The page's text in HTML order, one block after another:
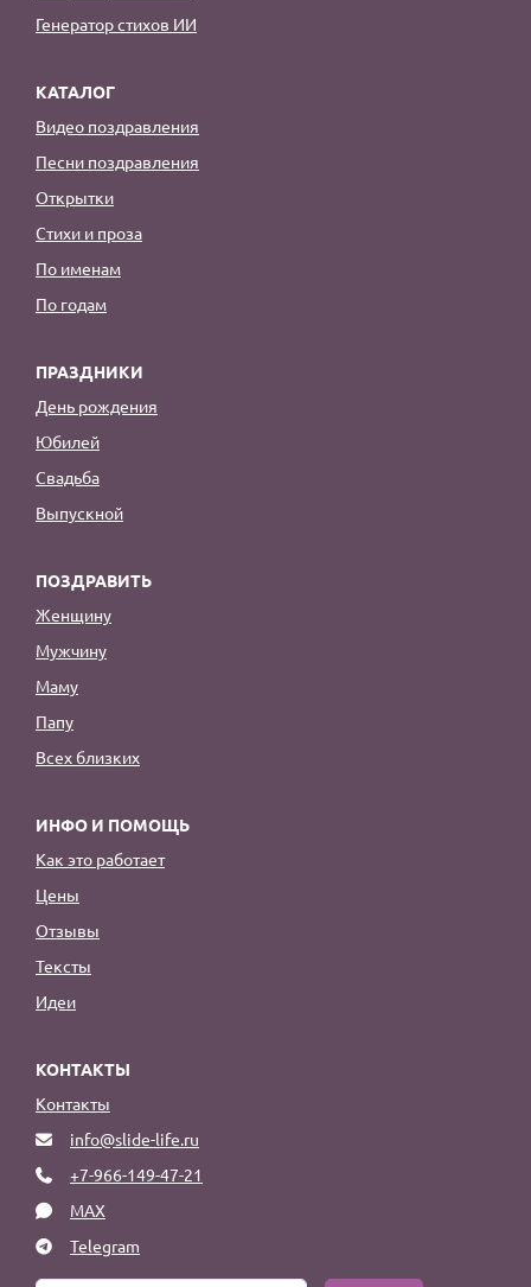
Генератор стихов ИИ
КАТАЛОГ
Видео поздравления
Песни поздравления
Открытки
Стихи и проза
По именам
По годам
ПРАЗДНИКИ
День рождения
Юбилей
Свадьба
Выпускной
ПОЗДРАВИТЬ
Женщину
Мужчину
Маму
Папу
Всех близких
ИНФО И ПОМОЩЬ
Как это работает
Цены
Отзывы
Тексты
Идеи
КОНТАКТЫ
Контакты
info@slide-life.ru
+7-966-149-47-21
MAX
Telegram